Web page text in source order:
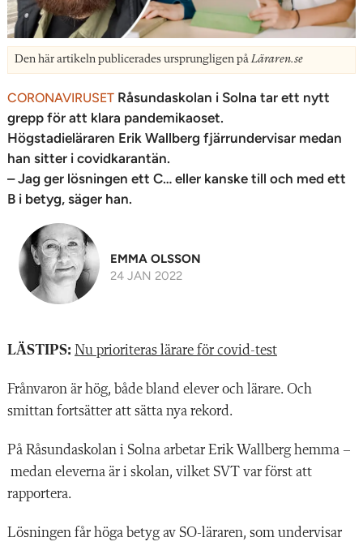
Den här artikeln publicerades ursprungligen påLäraren.se
CORONAVIRUSET Råsundaskolan i Solna tar ett nytt
grepp för att klara pandemikaoset.
Högstadieläraren Erik Wallberg fjärrundervisar medan
han sitter i covidkarantän.
– Jag ger lösningen ett C… eller kanske till och med ett
B i betyg, säger han.
EMMA OLSSON
24 JAN 2022
LÄSTIPS: Nu prioriteras lärare för covid-test
Frånvaron är hög, både bland elever och lärare. Och
smittan fortsätter att sätta nya rekord.
På Råsundaskolan i Solna arbetar Erik Wallberg hemma –
medan eleverna är i skolan, vilket SVT var först att
rapportera.
Lösningen får höga betyg av SO-läraren, som undervisar